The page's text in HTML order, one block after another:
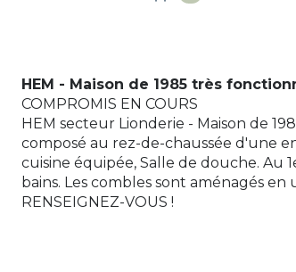
HEM - Maison de 1985 très
COMPROMIS EN COURS
HEM secteur Lionderie - Maison de
composé au rez-de-chaussée d'une
cuisine équipée, Salle de douche. Au
bains. Les combles sont aménagés
RENSEIGNEZ-VOUS !